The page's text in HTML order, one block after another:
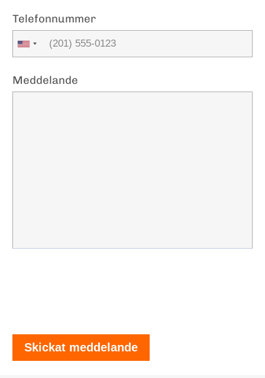
Telefonnummer
Meddelande
Skickat meddelande